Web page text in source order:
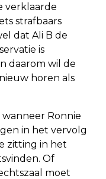
verklaarde
strafbaars
dat Ali B de
is
daarom wil de
horen als
Ronnie
in het vervolg
zitting in het
Of
moet